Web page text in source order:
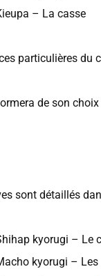
– La casse
particulières
de son choix
sont détaillés
kyorugi – Le
kyorugi –